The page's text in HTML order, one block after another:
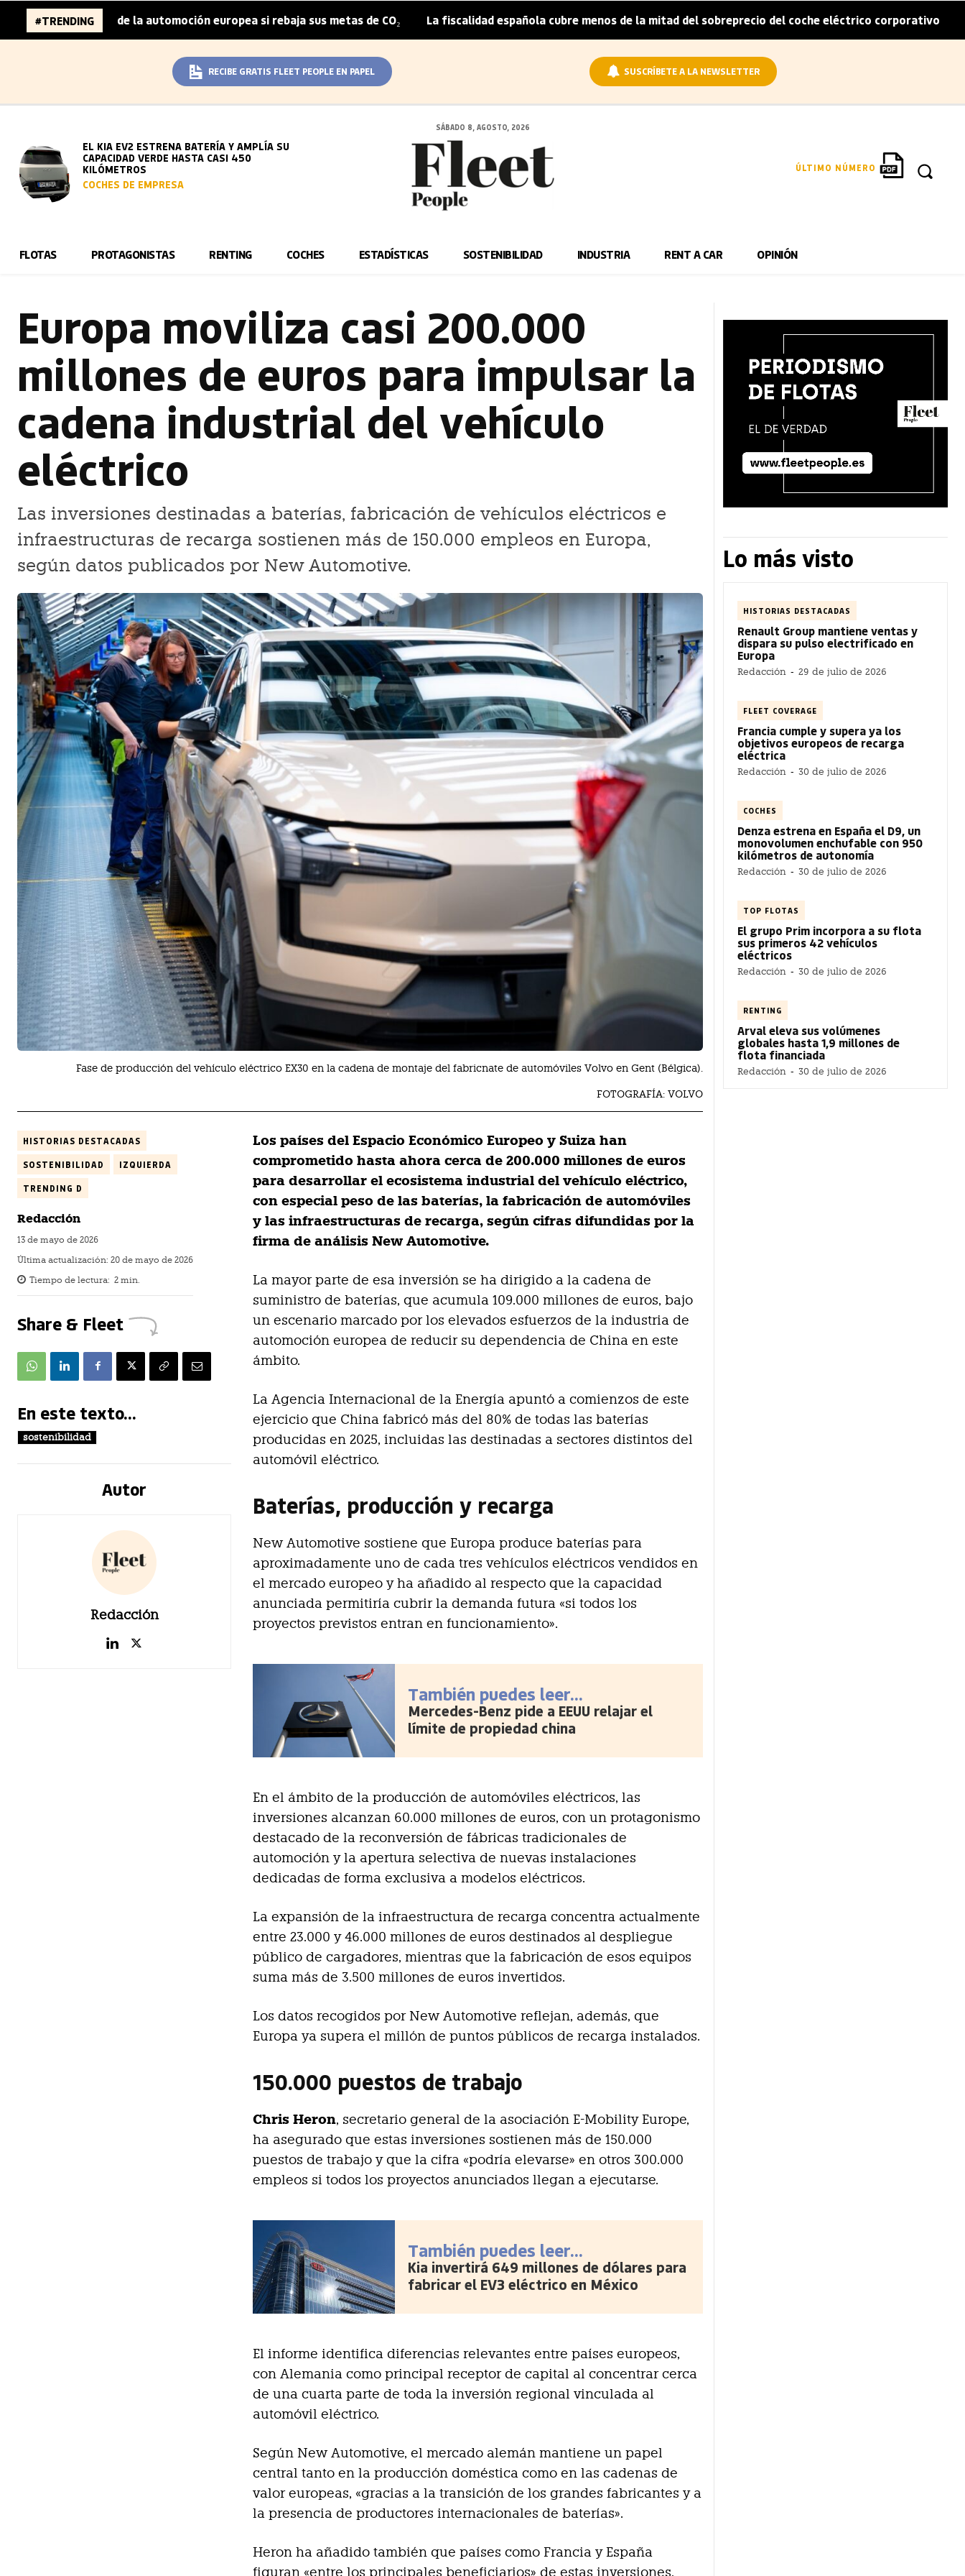
#TRENDING
de la automoción europea si rebaja sus metas de CO₂ | La fiscalidad española cubre menos de la mitad del sobreprecio del coche eléctrico corporativo | Arval
RECIBE GRATIS FLEET PEOPLE EN PAPEL SUSCRÍBETE A LA NEWSLETTER
EL KIA EV2 ESTRENA BATERÍA Y AMPLÍA SU
CAPACIDAD VERDE HASTA CASI 450
KILÓMETROS
COCHES DE EMPRESA
SÁBADO 8, AGOSTO, 2026
ÚLTIMO NÚMERO
FLOTAS PROTAGONISTAS RENTING COCHES ESTADÍSTICAS SOSTENIBILIDAD INDUSTRIA RENT A CAR OPINIÓN
Europa moviliza casi 200.000
millones de euros para impulsar la
cadena industrial del vehículo
eléctrico
Las inversiones destinadas a baterías, fabricación de vehículos eléctricos e
infraestructuras de recarga sostienen más de 150.000 empleos en Europa,
según datos publicados por New Automotive.
Fase de producción del vehículo eléctrico EX30 en la cadena de montaje del fabricnate de automóviles Volvo en Gent (Bélgica).
FOTOGRAFÍA: VOLVO
HISTORIAS DESTACADAS
SOSTENIBILIDAD IZQUIERDA
TRENDING D
Redacción
13 de mayo de 2026
Última actualización: 20 de mayo de 2026
Tiempo de lectura: 2 min.
Share & Fleet
En este texto...
sostenibilidad
Autor
Redacción
Los países del Espacio Económico Europeo y Suiza han
comprometido hasta ahora cerca de 200.000 millones de euros
para desarrollar el ecosistema industrial del vehículo eléctrico,
con especial peso de las baterías, la fabricación de automóviles
y las infraestructuras de recarga, según cifras difundidas por la
firma de análisis New Automotive.
La mayor parte de esa inversión se ha dirigido a la cadena de
suministro de baterías, que acumula 109.000 millones de euros, bajo
un escenario marcado por los elevados esfuerzos de la industria de
automoción europea de reducir su dependencia de China en este
ámbito.
La Agencia Internacional de la Energía apuntó a comienzos de este
ejercicio que China fabricó más del 80% de todas las baterías
producidas en 2025, incluidas las destinadas a sectores distintos del
automóvil eléctrico.
Baterías, producción y recarga
New Automotive sostiene que Europa produce baterías para
aproximadamente uno de cada tres vehículos eléctricos vendidos en
el mercado europeo y ha añadido al respecto que la capacidad
anunciada permitiría cubrir la demanda futura «si todos los
proyectos previstos entran en funcionamiento».
También puedes leer...
Mercedes-Benz pide a EEUU relajar el
límite de propiedad china
En el ámbito de la producción de automóviles eléctricos, las
inversiones alcanzan 60.000 millones de euros, con un protagonismo
destacado de la reconversión de fábricas tradicionales de
automoción y la apertura selectiva de nuevas instalaciones
dedicadas de forma exclusiva a modelos eléctricos.
La expansión de la infraestructura de recarga concentra actualmente
entre 23.000 y 46.000 millones de euros destinados al despliegue
público de cargadores, mientras que la fabricación de esos equipos
suma más de 3.500 millones de euros invertidos.
Los datos recogidos por New Automotive reflejan, además, que
Europa ya supera el millón de puntos públicos de recarga instalados.
150.000 puestos de trabajo
Chris Heron, secretario general de la asociación E-Mobility Europe,
ha asegurado que estas inversiones sostienen más de 150.000
puestos de trabajo y que la cifra «podría elevarse» en otros 300.000
empleos si todos los proyectos anunciados llegan a ejecutarse.
También puedes leer...
Kia invertirá 649 millones de dólares para
fabricar el EV3 eléctrico en México
El informe identifica diferencias relevantes entre países europeos,
con Alemania como principal receptor de capital al concentrar cerca
de una cuarta parte de toda la inversión regional vinculada al
automóvil eléctrico.
Según New Automotive, el mercado alemán mantiene un papel
central tanto en la producción doméstica como en las cadenas de
valor europeas, «gracias a la transición de los grandes fabricantes y a
la presencia de productores internacionales de baterías».
Heron ha añadido también que países como Francia y España
figuran «entre los principales beneficiarios» de estas inversiones,
Lo más visto
HISTORIAS DESTACADAS
Renault Group mantiene ventas y
dispara su pulso electrificado en
Europa
Redacción - 29 de julio de 2026
FLEET COVERAGE
Francia cumple y supera ya los
objetivos europeos de recarga
eléctrica
Redacción - 30 de julio de 2026
COCHES
Denza estrena en España el D9, un
monovolumen enchufable con 950
kilómetros de autonomía
Redacción - 30 de julio de 2026
TOP FLOTAS
El grupo Prim incorpora a su flota
sus primeros 42 vehículos
eléctricos
Redacción - 30 de julio de 2026
RENTING
Arval eleva sus volúmenes
globales hasta 1,9 millones de
flota financiada
Redacción - 30 de julio de 2026